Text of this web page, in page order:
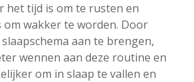
het tijd is om te rusten en
wakker te worden. Door
aan te brengen,
wennen aan deze routine en
om in slaap te vallen en